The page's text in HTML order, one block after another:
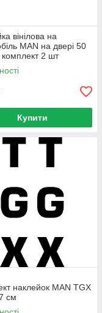
вінілова на
MAN на двері 50
2 шт
Купити
наклейок MAN TGX
см